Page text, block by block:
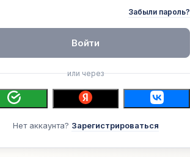
Забыли пароль?
Войти
или через
Нет аккаунта? Зарегистрироваться